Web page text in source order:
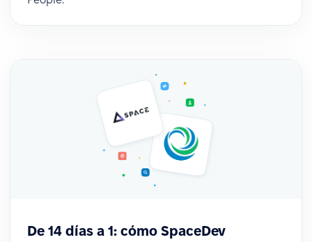
De 14 días a 1: cómo SpaceDev